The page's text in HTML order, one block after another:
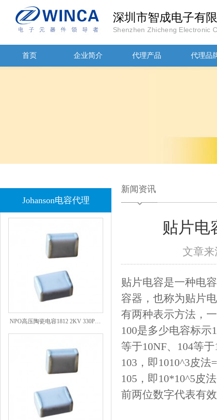
深圳市智成电子有
Shenzhen Zhicheng Electronic
首页 企业简介 代理产品 代理品
Johanson电容代理
新闻资讯
贴片电
文章
贴片电容是一种电
容器，也称为贴片
有两种表示方法，
100是多少电容标示
等于10NF、104等
103，即1010^3皮法
105，即10*10^5皮
前两位数字代表有